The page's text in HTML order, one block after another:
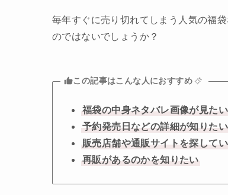
毎年すぐに売り切れてしまう人気の福
のではないでしょうか？
この記事はこんな人におすすめ
福袋の中身ネタバレ画像が見たい
予約発売日などの詳細が知りたい
販売店舗や通販サイトを探して
再販があるのかを知りたい